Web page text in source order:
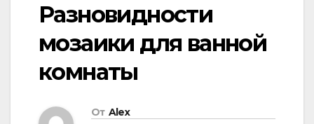
Разновидности
мозаики для ванной
комнаты
От Alex